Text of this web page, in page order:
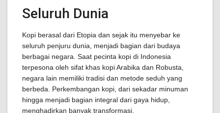
Seluruh Dunia
Kopi berasal dari Etopia dan sejak itu menyebar ke
seluruh penjuru dunia, menjadi bagian dari budaya
berbagai negara. Saat pecinta kopi di Indonesia
terpesona oleh sifat khas kopi Arabika dan Robusta,
negara lain memiliki tradisi dan metode seduh yang
berbeda. Perkembangan kopi, dari sekadar minuman
hingga menjadi bagian integral dari gaya hidup,
menghadirkan banyak transformasi.